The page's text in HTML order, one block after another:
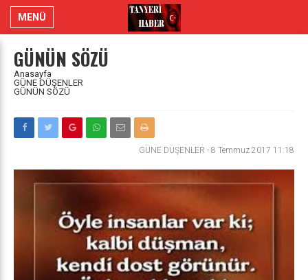
MENÜ
GÜNÜN SÖZÜ
Anasayfa
GÜNE DÜŞENLER
GÜNÜN SÖZÜ
GÜNE DÜŞENLER - 8 Temmuz 2017 11:18